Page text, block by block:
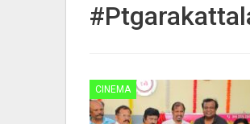
CINEMA